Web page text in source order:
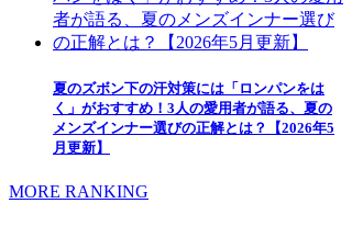
夏のズボン下の汗対策には「ロンパンをは
く」がおすすめ！3人の愛用者が語る、夏の
メンズインナー選びの正解とは？【2026年5
月更新】
MORE RANKING